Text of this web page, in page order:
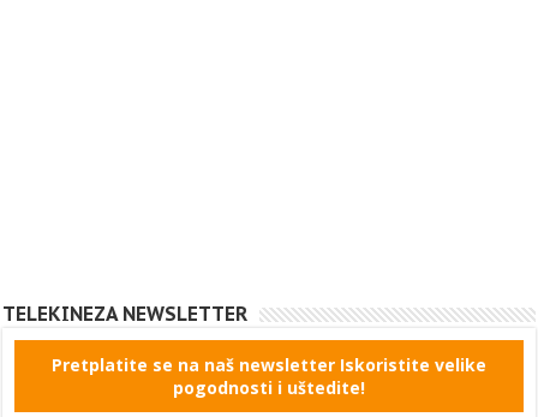
TELEKINEZA NEWSLETTER
Pretplatite se na naš newsletter Iskoristite velike
pogodnosti i uštedite!